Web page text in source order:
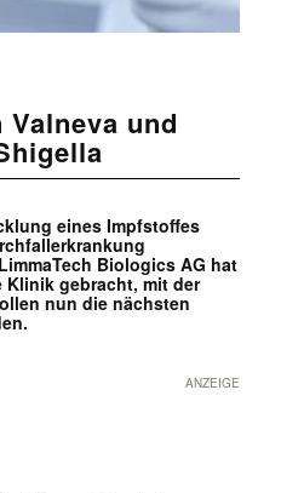
und
eines Impfstoffes
Biologics AG hat
gebracht, mit der
nun die nächsten
ANZEIGE